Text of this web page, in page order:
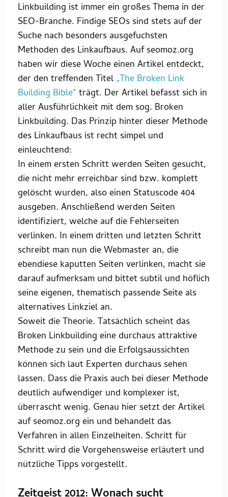
Linkbuilding ist immer ein großes Thema in der
SEO-Branche. Findige SEOs sind stets auf der
Suche nach besonders ausgefuchsten
Methoden des Linkaufbaus. Auf seomoz.org
haben wir diese Woche einen Artikel entdeckt,
der den treffenden Titel „The Broken Link
Building Bible“ trägt. Der Artikel befasst sich in
aller Ausführlichkeit mit dem sog. Broken
Linkbuilding. Das Prinzip hinter dieser Methode
des Linkaufbaus ist recht simpel und
einleuchtend:
In einem ersten Schritt werden Seiten gesucht,
die nicht mehr erreichbar sind bzw. komplett
gelöscht wurden, also einen Statuscode 404
ausgeben. Anschließend werden Seiten
identifiziert, welche auf die Fehlerseiten
verlinken. In einem dritten und letzten Schritt
schreibt man nun die Webmaster an, die
ebendiese kaputten Seiten verlinken, macht sie
darauf aufmerksam und bittet subtil und höflich
seine eigenen, thematisch passende Seite als
alternatives Linkziel an.
Soweit die Theorie. Tatsächlich scheint das
Broken Linkbuilding eine durchaus attraktive
Methode zu sein und die Erfolgsaussichten
können sich laut Experten durchaus sehen
lassen. Dass die Praxis auch bei dieser Methode
deutlich aufwendiger und komplexer ist,
überrascht wenig. Genau hier setzt der Artikel
auf seomoz.org ein und behandelt das
Verfahren in allen Einzelheiten. Schritt für
Schritt wird die Vorgehensweise erläutert und
nützliche Tipps vorgestellt.